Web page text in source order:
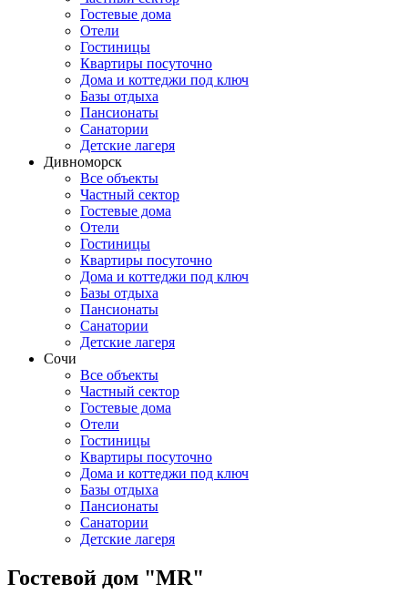
Гостевые дома
Отели
Гостиницы
Квартиры посуточно
Дома и коттеджи под ключ
Базы отдыха
Пансионаты
Санатории
Детские лагеря
Дивноморск
Все объекты
Частный сектор
Гостевые дома
Отели
Гостиницы
Квартиры посуточно
Дома и коттеджи под ключ
Базы отдыха
Пансионаты
Санатории
Детские лагеря
Сочи
Все объекты
Частный сектор
Гостевые дома
Отели
Гостиницы
Квартиры посуточно
Дома и коттеджи под ключ
Базы отдыха
Пансионаты
Санатории
Детские лагеря
Гостевой дом "MR"